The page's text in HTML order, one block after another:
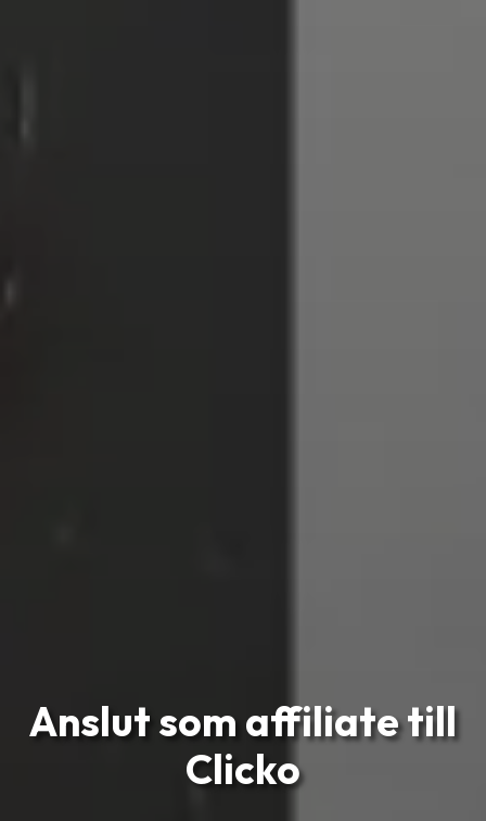
Anslut som affiliate till
Clicko